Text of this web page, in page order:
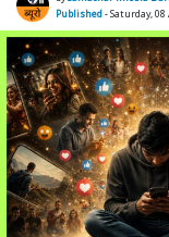
Published- Saturday,